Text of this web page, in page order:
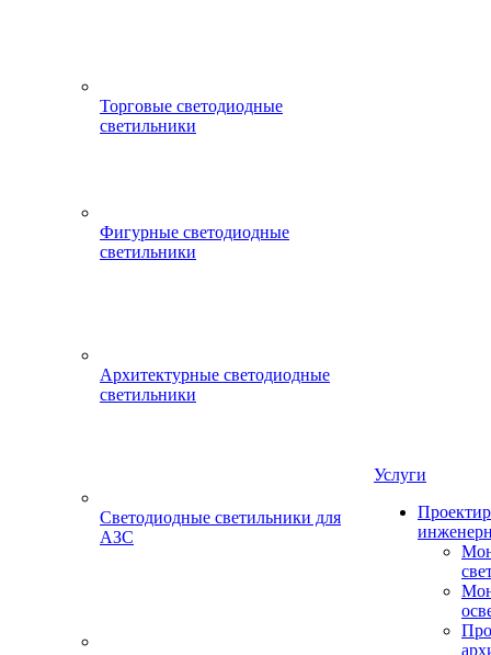
Торговые светодиодные
светильники
Фигурные светодиодные
светильники
Архитектурные светодиодные
светильники
Светодиодные светильники для
АЗС
Услуги